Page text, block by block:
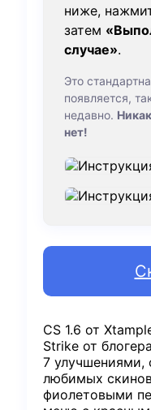
ниже,
затем
случае».
Это
появляется,
недавно.
нет!
CS 1.6 от
Strike от
7 улучшениями,
любимых
фиолетовыми